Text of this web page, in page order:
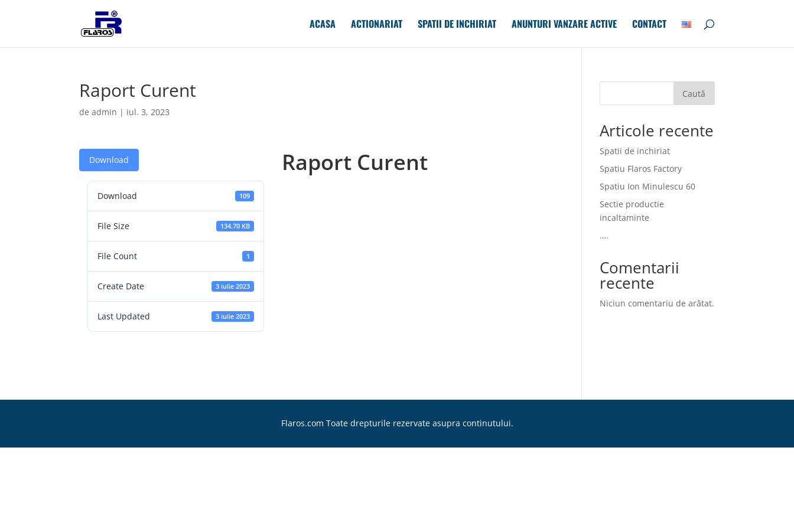
ACASA ACTIONARIAT SPATII DE INCHIRIAT ANUNTURI VANZARE ACTIVE CONTACT
Raport Curent
deadmin | iul. 3, 2023
Download
Download 109
File Size 134.70 KB
File Count 1
Create Date 3 iulie 2023
Last Updated 3 iulie 2023
Raport Curent
Caută
Articole recente
Spatii de inchiriat
Spatiu Flaros Factory
Spatiu Ion Minulescu 60
Sectie productie
incaltaminte
….
Comentarii
recente
Niciun comentariu de arătat.
Flaros.com Toate drepturile rezervate asupra continutului.